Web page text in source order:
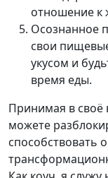
отношение к
Осознанное
свои
укусом и
время еды.
Принимая в своё
можете
способствовать